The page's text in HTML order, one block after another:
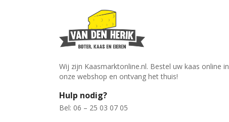
Wij zijn Kaasmarktonline.nl. Bestel uw kaas online in
onze webshop en ontvang het thuis!
Hulp nodig?
Bel: 06 – 25 03 07 05